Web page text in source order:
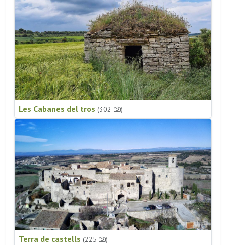
Les Cabanes del tros (302 )
Terra de castells (225 )